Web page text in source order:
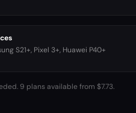
S21+, Pixel 3+, Huawei P40+
9 plans available from $7.73.